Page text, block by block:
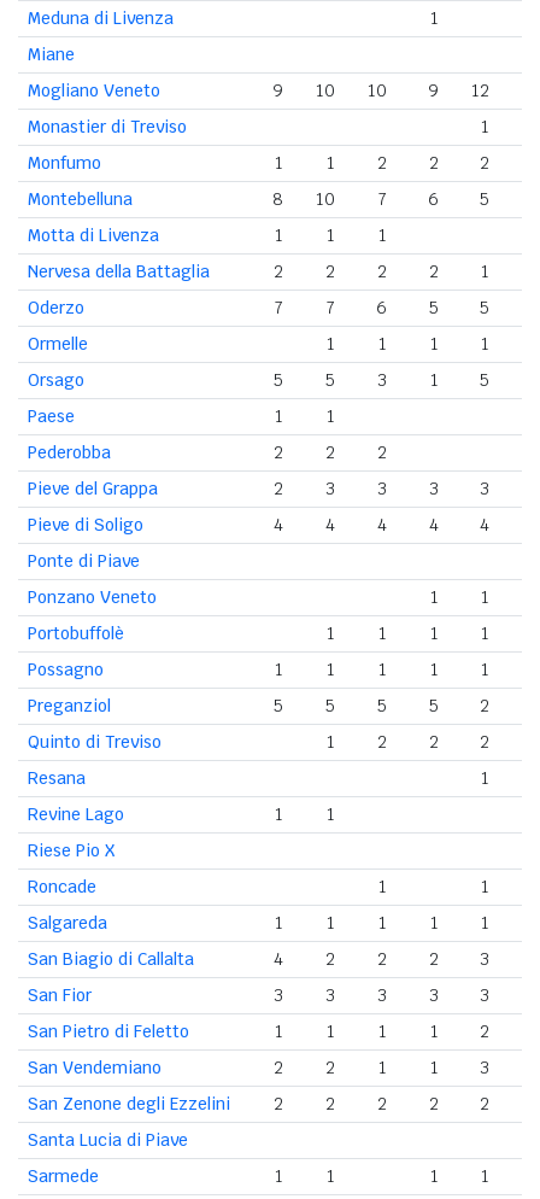
Meduna di Livenza
1
Miane
Mogliano Veneto
9 10 10 9 12
Monastier di Treviso
1
Monfumo
1 1 2 2 2
Montebelluna
8 10 7 6 5
Motta di Livenza
1 1
1
Nervesa della Battaglia
2 2 2 2
1
Oderzo
7 7 6 5 5
Ormelle
1 1 1
1
Orsago
5 5 3 1 5
Paese
1
1
Pederobba
2 2
2
Pieve del Grappa
2 3 3 3 3
Pieve di Soligo
4 4 4 4 4
Ponte di Piave
Ponzano Veneto
1 1
Portobuffolè
1 1 1 1
Possagno
1 1 1 1 1
Preganziol
5 5 5 5 2
Quinto di Treviso
1 2 2 2
Resana
1
Revine Lago
1
1
Riese Pio X
Roncade
1 1
Salgareda
1 1 1 1 1
San Biagio di Callalta
4 2 2 2 3
San Fior
3 3 3 3 3
San Pietro di Feletto
1 1 1 1 2
San Vendemiano
2 2 1 1 3
San Zenone degli Ezzelini
2 2 2 2 2
Santa Lucia di Piave
Sarmede
1 1 1
1